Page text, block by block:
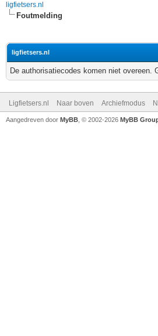
ligfietsers.nl
Foutmelding
ligfietsers.nl
De authorisatiecodes komen niet overeen.
Ligfietsers.nl Naar boven Archiefmodus
Aangedreven door MyBB , © 2002-2026 MyBB